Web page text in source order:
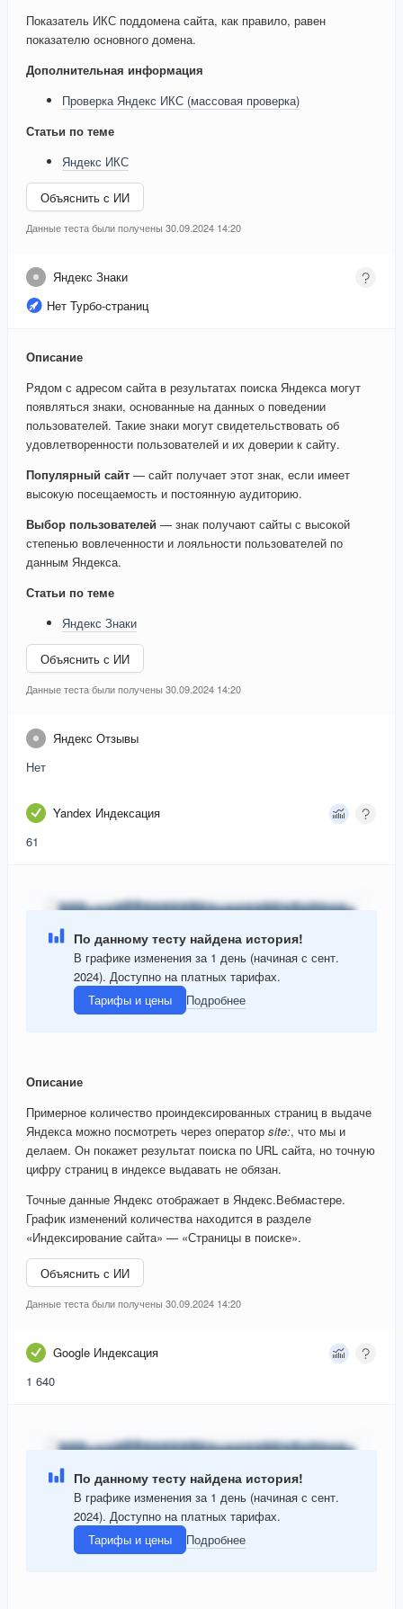
Показатель ИКС поддомена сайта, как правило, равен
показателю основного домена.
Дополнительная информация
Проверка Яндекс ИКС (массовая проверка)
Статьи по теме
Яндекс ИКС
Объяснить с ИИ
Данные теста были получены 30.09.2024 14:20
Яндекс Знаки
Нет Турбо-страниц
Описание
Рядом с адресом сайта в результатах поиска Яндекса могут
появляться знаки, основанные на данных о поведении
пользователей. Такие знаки могут свидетельствовать об
удовлетворенности пользователей и их доверии к сайту.
Популярный сайт — сайт получает этот знак, если имеет
высокую посещаемость и постоянную аудиторию.
Выбор пользователей — знак получают сайты с высокой
степенью вовлеченности и лояльности пользователей по
данным Яндекса.
Статьи по теме
Яндекс Знаки
Объяснить с ИИ
Данные теста были получены 30.09.2024 14:20
Яндекс Отзывы
Нет
Yandex Индексация
61
По данному тесту найдена история!
В графике изменения за 1 день (начиная с сент.
2024). Доступно на платных тарифах.
Тарифы и цены
Подробнее
Описание
Примерное количество проиндексированных страниц в выдаче
Яндекса можно посмотреть через оператор site:, что мы и
делаем. Он покажет результат поиска по URL сайта, но точную
цифру страниц в индексе выдавать не обязан.
Точные данные Яндекс отображает в Яндекс.Вебмастере.
График изменений количества находится в разделе
«Индексирование сайта» — «Страницы в поиске».
Объяснить с ИИ
Данные теста были получены 30.09.2024 14:20
Google Индексация
1 640
По данному тесту найдена история!
В графике изменения за 1 день (начиная с сент.
2024). Доступно на платных тарифах.
Тарифы и цены
Подробнее